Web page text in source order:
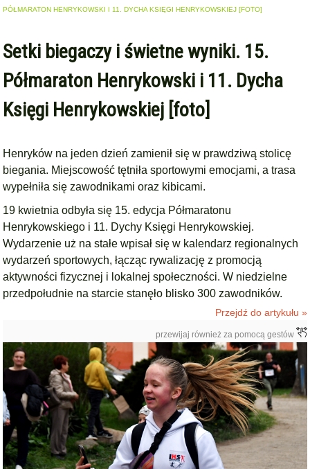
PÓŁMARATON HENRYKOWSKI I 11. DYCHA KSIĘGI HENRYKOWSKIEJ [FOTO]
Setki biegaczy i świetne wyniki. 15.
Półmaraton Henrykowski i 11. Dycha
Księgi Henrykowskiej [foto]
Henryków na jeden dzień zamienił się w prawdziwą stolicę
biegania. Miejscowość tętniła sportowymi emocjami, a trasa
wypełniła się zawodnikami oraz kibicami.
19 kwietnia odbyła się 15. edycja Półmaratonu
Henrykowskiego i 11. Dychy Księgi Henrykowskiej.
Wydarzenie uż na stałe wpisał się w kalendarz regionalnych
wydarzeń sportowych, łącząc rywalizację z promocją
aktywności fizycznej i lokalnej społeczności. W niedzielne
przedpołudnie na starcie stanęło blisko 300 zawodników.
Przejdź do artykułu »
przewijaj również za pomocą gestów